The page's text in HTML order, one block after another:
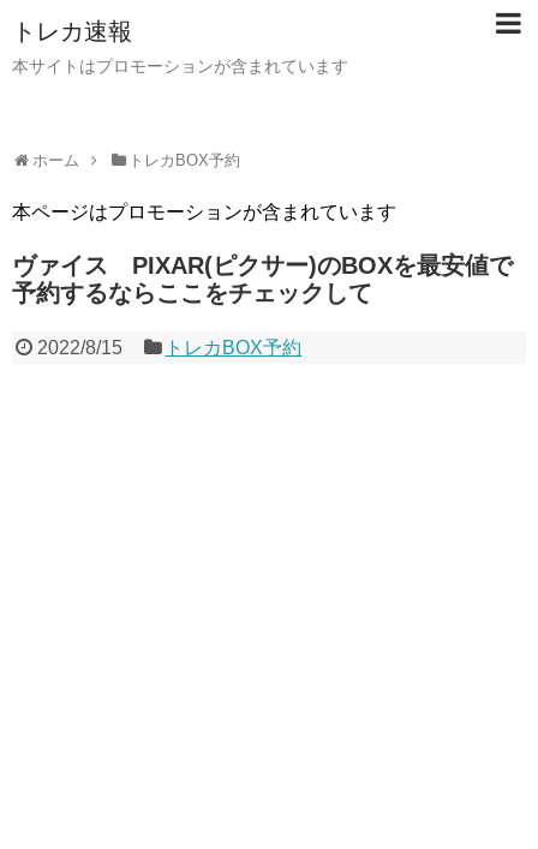
トレカ速報
本サイトはプロモーションが含まれています
ホーム トレカBOX予約
本ページはプロモーションが含まれています
ヴァイス PIXAR(ピクサー)のBOXを最安値で
予約するならここをチェックして
2022/8/15 トレカBOX予約